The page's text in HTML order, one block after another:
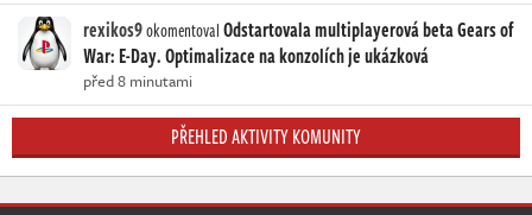
rexikos9okomentovalOdstartovala multiplayerová beta Gears of
War: E-Day. Optimalizace na konzolích je ukázková
před 8 minutami
PŘEHLED AKTIVITY KOMUNITY